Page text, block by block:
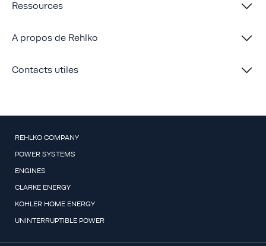
Ressources
A propos de Rehlko
Contacts utiles
REHLKO COMPANY
POWER SYSTEMS
ENGINES
CLARKE ENERGY
KOHLER HOME ENERGY
UNINTERRUPTIBLE POWER